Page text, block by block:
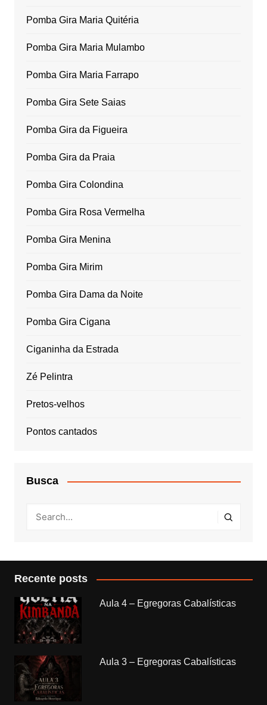
Pomba Gira Maria Quitéria
Pomba Gira Maria Mulambo
Pomba Gira Maria Farrapo
Pomba Gira Sete Saias
Pomba Gira da Figueira
Pomba Gira da Praia
Pomba Gira Colondina
Pomba Gira Rosa Vermelha
Pomba Gira Menina
Pomba Gira Mirim
Pomba Gira Dama da Noite
Pomba Gira Cigana
Ciganinha da Estrada
Zé Pelintra
Pretos-velhos
Pontos cantados
Busca
Recente posts
Aula 4 – Egregoras Cabalísticas
Aula 3 – Egregoras Cabalísticas